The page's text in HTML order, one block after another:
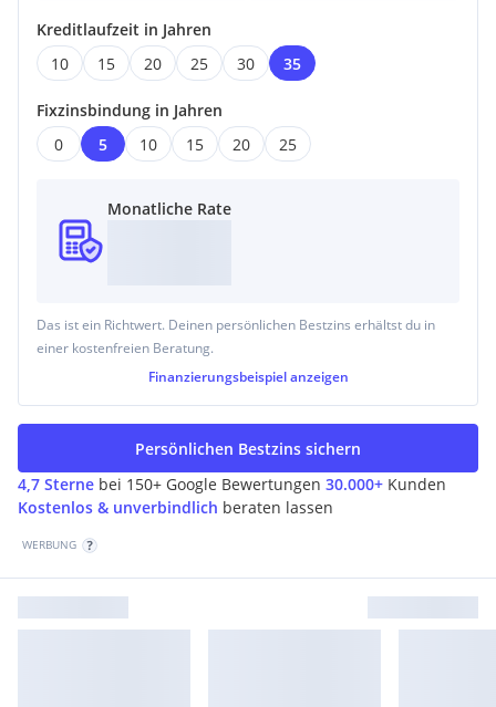
Kreditlaufzeit in Jahren
10
15 20 25 30 35
Fixzinsbindung in Jahren
0
5 10 15 20 25
Monatliche Rate
Das ist ein Richtwert. Deinen persönlichen Bestzins erhältst du in
einer kostenfreien Beratung.
Finanzierungsbeispiel anzeigen
4,7 Sterne bei 150+ Google Bewertungen 30.000+ Kunden
Kostenlos & unverbindlich beraten lassen
Persönlichen Bestzins sichern
WERBUNG